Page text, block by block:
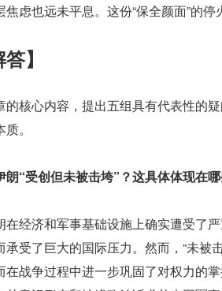
虑也远未平息。这份“保全颜面”的
】
的核心内容，提出五组具有代表性的
。
朗“受创但未被击垮”？这具体体现在
在经济和军事基础设施上确实遭受了
受了巨大的国际压力。然而，“未
战争过程中进一步巩固了对权力的